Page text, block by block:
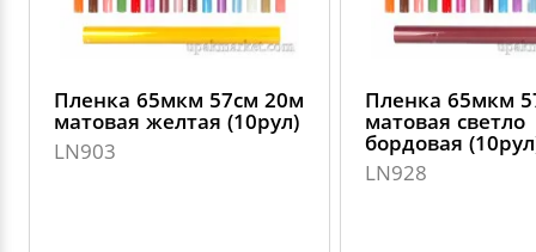
Пленка 65мкм 57см 20м
матовая желтая (10рул)
LN903
Пленка 65мкм
матовая светло
бордовая
LN928